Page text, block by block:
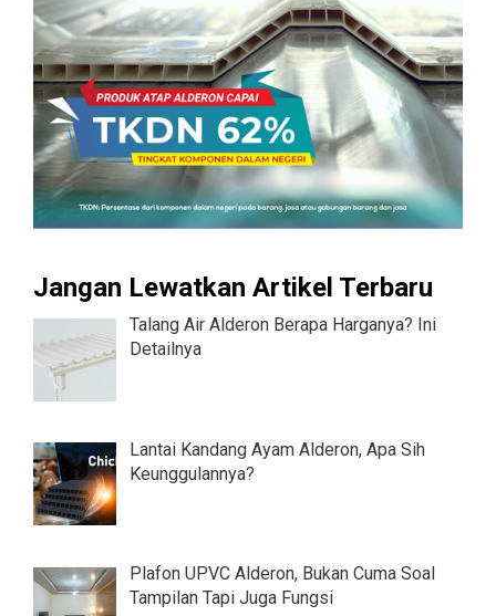
Jangan Lewatkan Artikel Terbaru
Talang Air Alderon Berapa Harganya? Ini
Detailnya
Lantai Kandang Ayam Alderon, Apa Sih
Keunggulannya?
Plafon UPVC Alderon, Bukan Cuma Soal
Tampilan Tapi Juga Fungsi